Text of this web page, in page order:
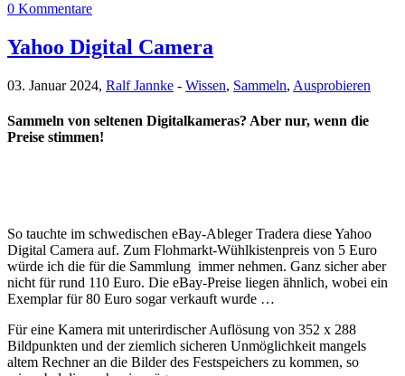
0 Kommentare
Yahoo Digital Camera
03. Januar 2024, Ralf Jannke - Wissen, Sammeln, Ausprobieren
Sammeln von seltenen Digitalkameras? Aber nur, wenn die
Preise stimmen!
So tauchte im schwedischen eBay-Ableger Tradera diese Yahoo
Digital Camera auf. Zum Flohmarkt-Wühlkistenpreis von 5 Euro
würde ich die für die Sammlung immer nehmen. Ganz sicher aber
nicht für rund 110 Euro. Die eBay-Preise liegen ähnlich, wobei ein
Exemplar für 80 Euro sogar verkauft wurde …
Für eine Kamera mit unterirdischer Auflösung von 352 x 288
Bildpunkten und der ziemlich sicheren Unmöglichkeit mangels
altem Rechner an die Bilder des Festspeichers zu kommen, so